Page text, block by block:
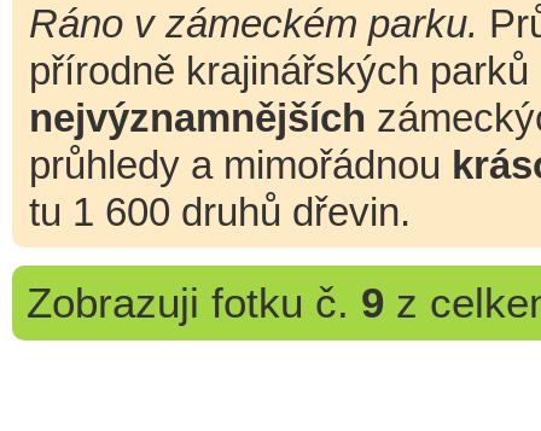
Ráno v zámeckém parku.
přírodně krajinářských
nejvýznamnějších
průhledy a mimořádnou
tu 1 600 druhů dřevin.
Zobrazuji fotku č. 9z